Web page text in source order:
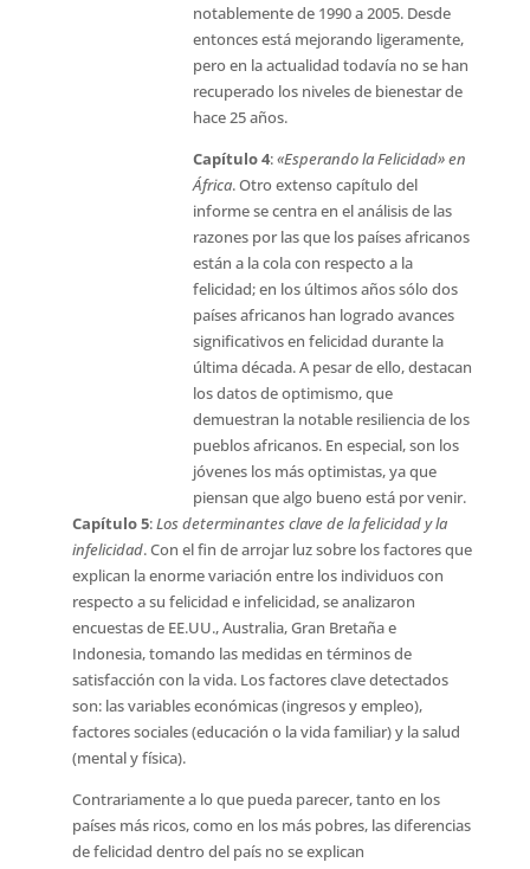
notablemente de 1990 a 2005. Desde
entonces está mejorando ligeramente,
pero en la actualidad todavía no se han
recuperado los niveles de bienestar de
hace 25 años.
Capítulo 4:«Esperando la Felicidad» en
África. Otro extenso capítulo del
informe se centra en el análisis de las
razones por las que los países africanos
están a la cola con respecto a la
felicidad; en los últimos años sólo dos
países africanos han logrado avances
significativos en felicidad durante la
última década. A pesar de ello, destacan
los datos de optimismo, que
demuestran la notable resiliencia de los
pueblos africanos. En especial, son los
jóvenes los más optimistas, ya que
piensan que algo bueno está por venir.
Capítulo 5:Los determinantes clave de la felicidad y la
infelicidad. Con el fin de arrojar luz sobre los factores que
explican la enorme variación entre los individuos con
respecto a su felicidad e infelicidad, se analizaron
encuestas de EE.UU., Australia, Gran Bretaña e
Indonesia, tomando las medidas en términos de
satisfacción con la vida. Los factores clave detectados
son: las variables económicas (ingresos y empleo),
factores sociales (educación o la vida familiar) y la salud
(mental y física).
Contrariamente a lo que pueda parecer, tanto en los
países más ricos, como en los más pobres, las diferencias
de felicidad dentro del país no se explican